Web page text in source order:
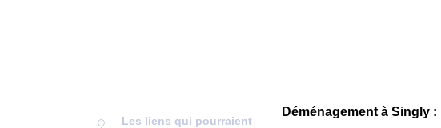
Les liens qui pourraient
Déménagement à Singly